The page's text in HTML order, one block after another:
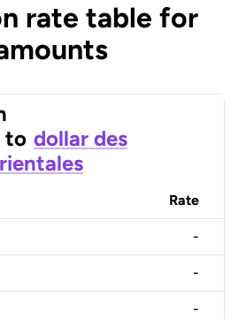
rate table for
to dollar des
Rate
-
-
-